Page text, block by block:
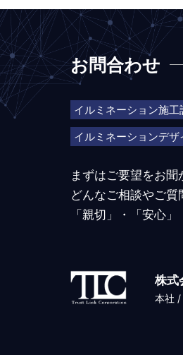
お問合わせ
イルミネーション施工
イルミネーションデザ
まずはご要望をお聞
どんなご相談やご
「親切」・「安心
株式
本社 /